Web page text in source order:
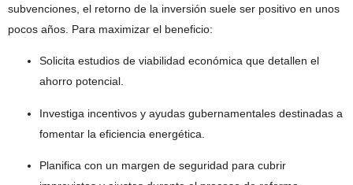
subvenciones, el retorno de la inversión suele ser positivo en unos
pocos años. Para maximizar el beneficio:
Solicita estudios de viabilidad económica que detallen el
ahorro potencial.
Investiga incentivos y ayudas gubernamentales destinadas a
fomentar la eficiencia energética.
Planifica con un margen de seguridad para cubrir